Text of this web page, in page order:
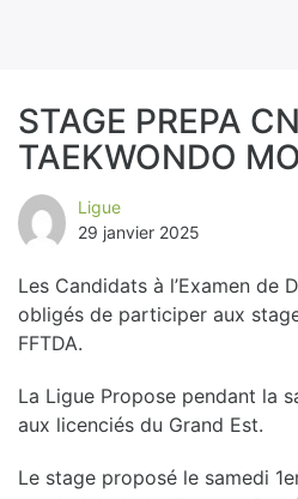
B
l
o
g
STAGE PREPA CN
TAEKWONDO
Ligue
29 janvier 2025
Les Candidats à l’Examen de
obligés de participer aux
FFTDA.
La Ligue Propose pendant la
aux licenciés du Grand Est.
Le stage proposé le samedi